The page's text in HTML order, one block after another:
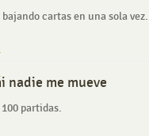
cartas en una sola vez.
nadie me mueve
partidas.